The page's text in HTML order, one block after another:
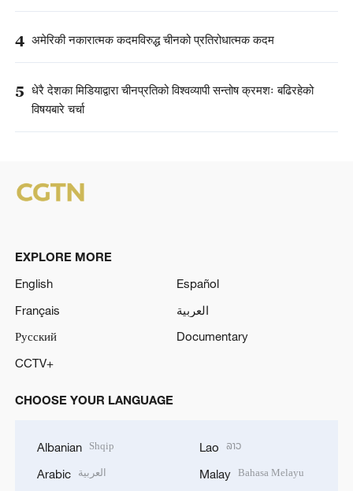
4 अमेरिकी नकारात्मक कदमविरुद्ध चीनको प्रतिरोधात्मक कदम
5 धेरै देशका मिडियाद्वारा चीनप्रतिको विश्वव्यापी सन्तोष क्रमशः बढिरहेको
विषयबारे चर्चा
EXPLORE MORE
English
Español
Français
العربية
Русский
Documentary
CCTV+
CHOOSE YOUR LANGUAGE
Albanian Shqip
Arabic العربية
Lao ລາວ
Malay Bahasa Melayu